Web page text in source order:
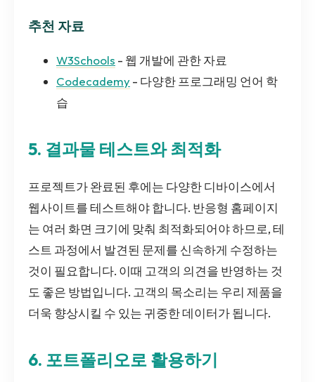
추천 자료
W3Schools - 웹 개발에 관한 자료
Codecademy- 다양한 프로그래밍 언어 학
습
5. 결과물 테스트와 최적화
프로젝트가 완료된 후에는 다양한 디바이스에서
웹사이트를 테스트해야 합니다. 반응형 홈페이지
는 여러 화면 크기에 맞춰 최적화되어야 하므로, 테
스트 과정에서 발견된 문제를 신속하게 수정하는
것이 필요합니다. 이때 고객의 의견을 반영하는 것
도 좋은 방법입니다. 고객의 목소리는 우리 제품을
더욱 향상시킬 수 있는 귀중한 데이터가 됩니다.
6. 포트폴리오로 활용하기